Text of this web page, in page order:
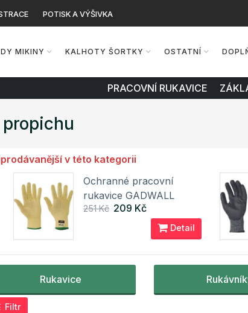
POTISK A VÝŠIVKA
MIKINY KALHOTY ŠORTKY OSTATNÍ
PRACOVNÍ RUKAVICE
v této kategorii
Ochranné pracovní
rukavice GADWALL
Cerva
251 Kč 209 Kč
Detail
Rukavice
Filtr